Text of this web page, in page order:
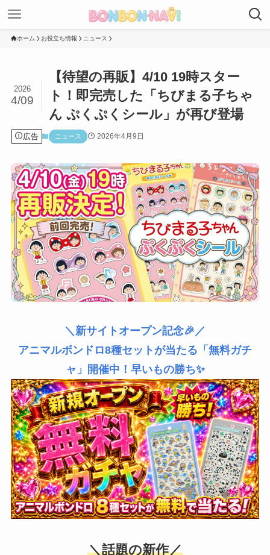
ホーム お役立ち情報 ニュース
【待望の再販】4/10 19時スター
ト！即完売した「ちびまる子ちゃ
ん ぷくぷくシール」が再び登場
2026
4/09
広告 ニュース 2026年4月9日
＼新サイトオープン記念🎉／
アニマルボンドロ8種セットが当たる「無料ガチ
ャ」開催中！早いもの勝ち✨
＼話題の新作／